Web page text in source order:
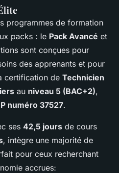
programmes de formation
packs : le Pack Avancé et
sont conçues pour
des apprenants et pour
certification de Technicien
au niveau 5 (BAC+2),
numéro 37527.
ses 42,5 jours de cours
, intègre une majorité de
pour ceux recherchant
accrues: